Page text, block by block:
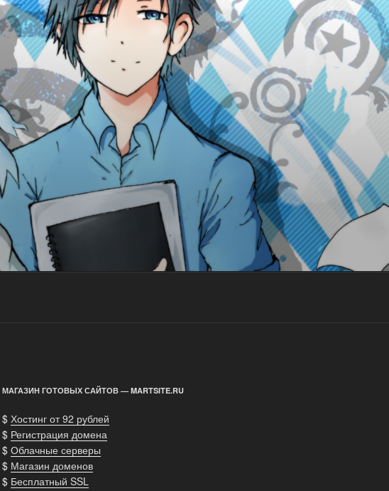
МАГАЗИН ГОТОВЫХ САЙТОВ — MARTSITE.RU
$ Хостинг от 92 рублей
$ Регистрация домена
$ Облачные серверы
$ Магазин доменов
$ Бесплатный SSL